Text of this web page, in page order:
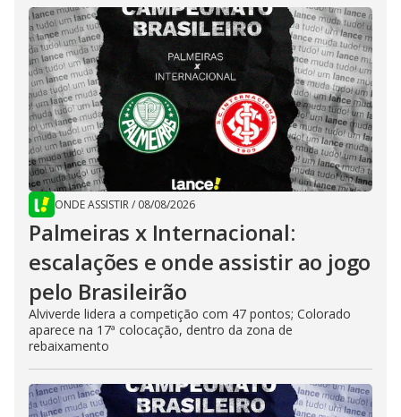
ONDE ASSISTIR/ 08/08/2026
Palmeiras x Internacional:
escalações e onde assistir ao jogo
pelo Brasileirão
Alviverde lidera a competição com 47 pontos; Colorado
aparece na 17ª colocação, dentro da zona de
rebaixamento